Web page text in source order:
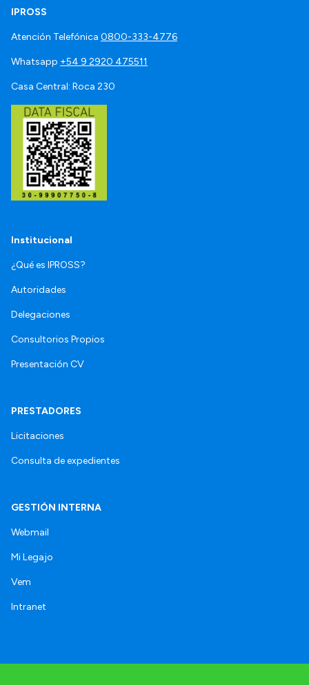
IPROSS
Atención Telefónica 0800-333-4776
Whatsapp +54 9 2920 475511
Casa Central: Roca 230
Institucional
¿Qué es IPROSS?
Autoridades
Delegaciones
Consultorios Propios
Presentación CV
PRESTADORES
Licitaciones
Consulta de expedientes
GESTIÓN INTERNA
Webmail
Mi Legajo
Vem
Intranet